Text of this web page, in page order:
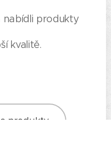
nabídli produkty
kvalitě.
produkty